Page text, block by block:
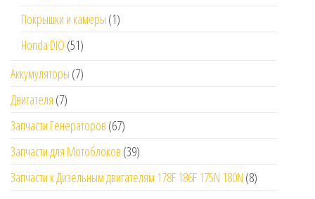
Покрышки и камеры (1)
Honda DIO (51)
Аккумуляторы (7)
Двигателя (7)
Запчасти Генераторов (67)
Запчасти для Мотоблоков (39)
Запчасти к Дизельным двигателям 178F 186F 175N 180N (8)